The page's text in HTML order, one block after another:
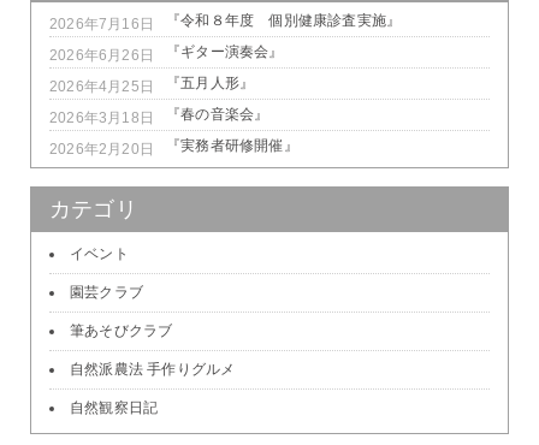
2026年7月16日 『令和８年度 個別健康診査実施』
2026年6月26日 『ギター演奏会』
2026年4月25日 『五月人形』
2026年3月18日 『春の音楽会』
2026年2月20日 『実務者研修開催』
カテゴリ
イベント
園芸クラブ
筆あそびクラブ
自然派農法 手作りグルメ
自然観察日記